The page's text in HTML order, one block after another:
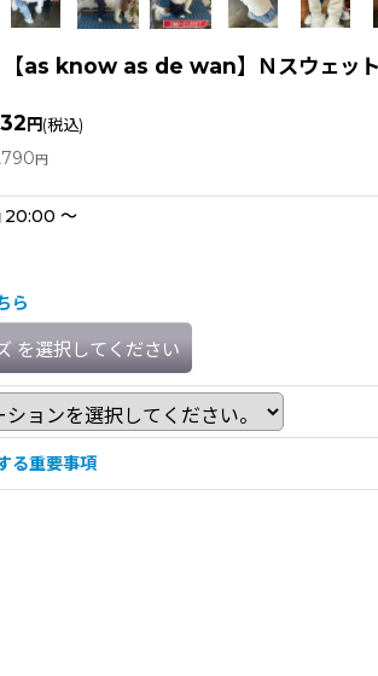
【as know as de wan】Ｎスウェット
円(税込)
円
20:00 ～
ら
を選択してください
る重要事項